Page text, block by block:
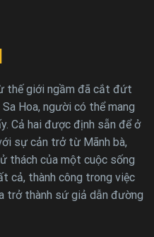
thế giới ngầm đã cắt đứt
Hoa, người có thể mang
Cả hai được định sẵn để ở
sự cản trở từ Mãnh bà,
thách của một cuộc sống
cả, thành công trong việc
trở thành sứ giả dẫn đường